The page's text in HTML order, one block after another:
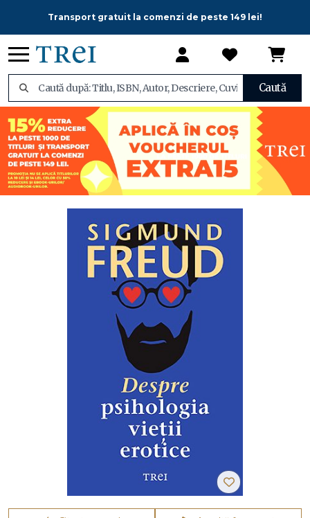
Transport gratuit la comenzi de peste 149 lei!
Caută